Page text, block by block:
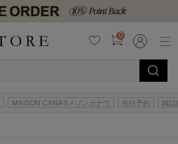
0
MAISON CANAUメゾンカナウ 先行予約 雑誌